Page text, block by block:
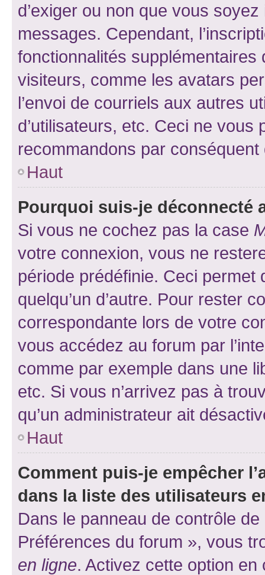
d’exiger ou non que vous
messages. Cependant,
fonctionnalités
visiteurs, comme les avatars
l’envoi de courriels aux autres
d’utilisateurs, etc. Ceci ne vous
recommandons par conséquent
Haut
Pourquoi suis-je déconnecté
Si vous ne cochez pas la case
votre connexion, vous ne
période prédéfinie. Ceci permet
quelqu’un d’autre. Pour rester
correspondante lors de votre
vous accédez au forum par
comme par exemple dans une
etc. Si vous n’arrivez pas à
qu’un administrateur ait
Haut
Comment puis-je empêcher
dans la liste des utilisateurs
Dans le panneau de contrôle
Préférences du forum », vous
en ligne. Activez cette option